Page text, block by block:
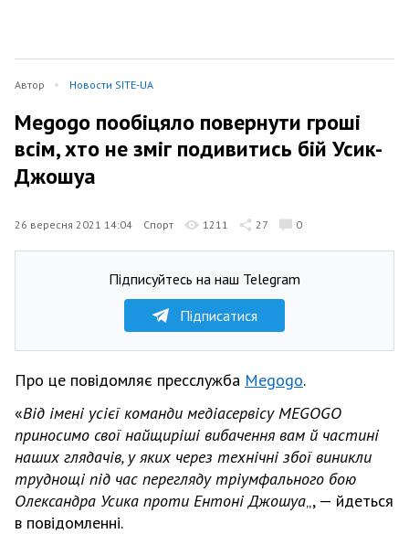
Автор Новости SITE-UA
Megogo пообіцяло повернути гроші
всім, хто не зміг подивитись бій Усик-
Джошуа
26 вересня 2021 14:04 Спорт 1211 27 0
Підписуйтесь на наш Telegram
Підписатися
Про це повідомляє пресслужба Megogo.
«Від імені усієї команди медіасервісу MEGOGO
приносимо свої найщиріші вибачення вам й частині
наших глядачів, у яких через технічні збої виникли
труднощі під час перегляду тріумфального бою
Олександра Усика проти Ентоні Джошуа„, — йдеться
в повідомленні.